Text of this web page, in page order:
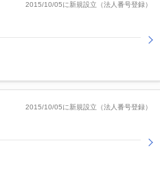
2015/10/05に新規設立（法人番号登録）
2015/10/05に新規設立（法人番号登録）